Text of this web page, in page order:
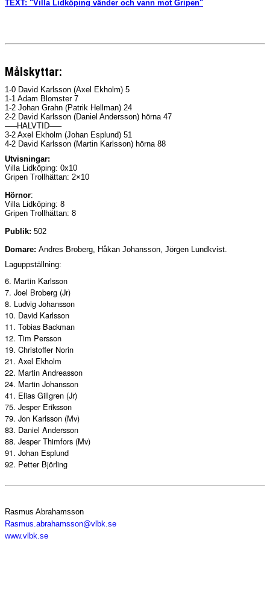
TEXT: "Villa Lidköping vänder och vann mot Gripen"
Målskyttar:
1-0 David Karlsson (Axel Ekholm) 5
1-1 Adam Blomster 7
1-2 Johan Grahn (Patrik Hellman) 24
2-2 David Karlsson (Daniel Andersson) hörna 47
—–HALVTID—–
3-2 Axel Ekholm (Johan Esplund) 51
4-2 David Karlsson (Martin Karlsson) hörna 88
Utvisningar:
Villa Lidköping: 0x10
Gripen Trollhättan: 2×10
Hörnor:
Villa Lidköping: 8
Gripen Trollhättan: 8
Publik: 502
Domare: Andres Broberg, Håkan Johansson, Jörgen Lundkvist.
Laguppställning:
6. Martin Karlsson
7. Joel Broberg (Jr)
8. Ludvig Johansson
10. David Karlsson
11. Tobias Backman
12. Tim Persson
19. Christoffer Norin
21. Axel Ekholm
22. Martin Andreasson
24. Martin Johansson
41. Elias Gillgren (Jr)
75. Jesper Eriksson
79. Jon Karlsson (Mv)
83. Daniel Andersson
88. Jesper Thimfors (Mv)
91. Johan Esplund
92. Petter Björling
Rasmus Abrahamsson
Rasmus.abrahamsson@vlbk.se
www.vlbk.se